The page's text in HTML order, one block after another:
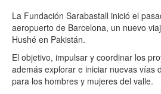
La Fundación Sarabastall inició el
aeropuerto de Barcelona, un nuevo
Hushé en Pakistán.
El objetivo, impulsar y coordinar los
además explorar e iniciar nuevas vías
para los hombres y mujeres del valle.